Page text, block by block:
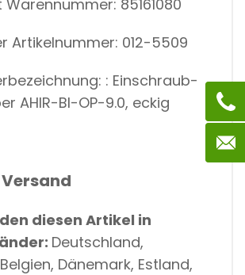
85161080
Artikelnummer: 012-5509
: Einschraub-
AHIR-BI-OP-9.0, eckig
diesen Artikel in
Deutschland,
Dänemark, Estland,